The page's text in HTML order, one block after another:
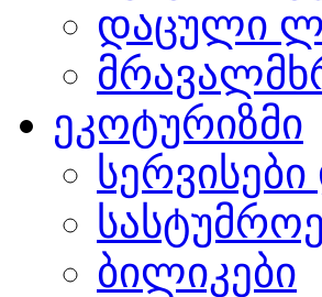
დაცული
ეკოტურიზმი
ბილიკები